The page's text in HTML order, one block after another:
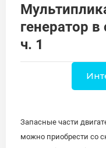
генератор
ч. 1
Запасные части
можно приобрести со